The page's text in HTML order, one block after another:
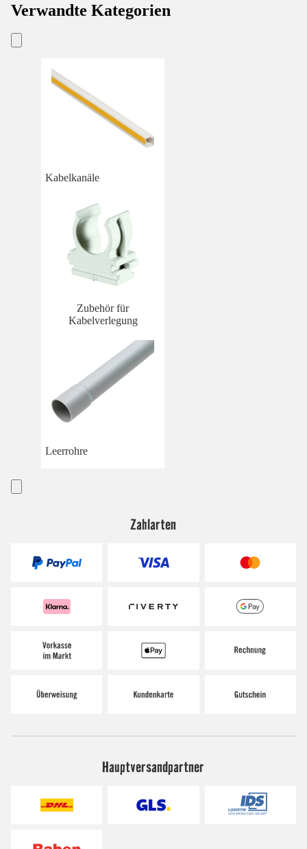
Verwandte Kategorien
Kabelkanäle
Zubehör für
Kabelverlegung
Leerrohre
Zahlarten
Hauptversandpartner